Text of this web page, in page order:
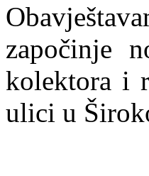
započinje
kolektora i
ulici u